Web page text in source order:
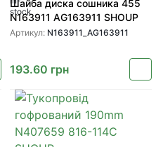
Шайба диска сошника 455
N163911 AG163911 SHOUP
Артикул: N163911_AG163911
193.60 грн